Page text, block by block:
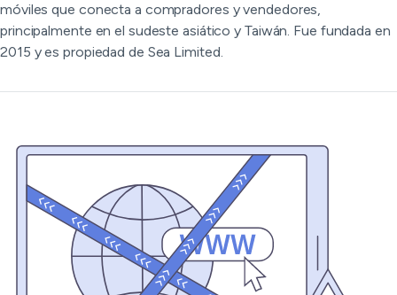
móviles que conecta a compradores y vendedores,
principalmente en el sudeste asiático y Taiwán. Fue fundada en
2015 y es propiedad de Sea Limited.